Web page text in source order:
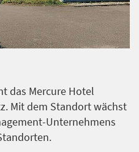
das Mercure Hotel
Mit dem Standort wächst
Unternehmens